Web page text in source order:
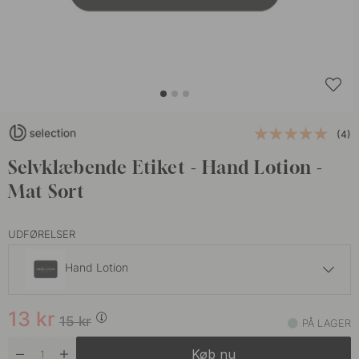
(4)
Selvklæbende Etiket - Hand Lotion -
Mat Sort
UDFØRELSER
Hand Lotion
Body Wash På lager
15kr
13 kr PÅ LAGER
Køb nu